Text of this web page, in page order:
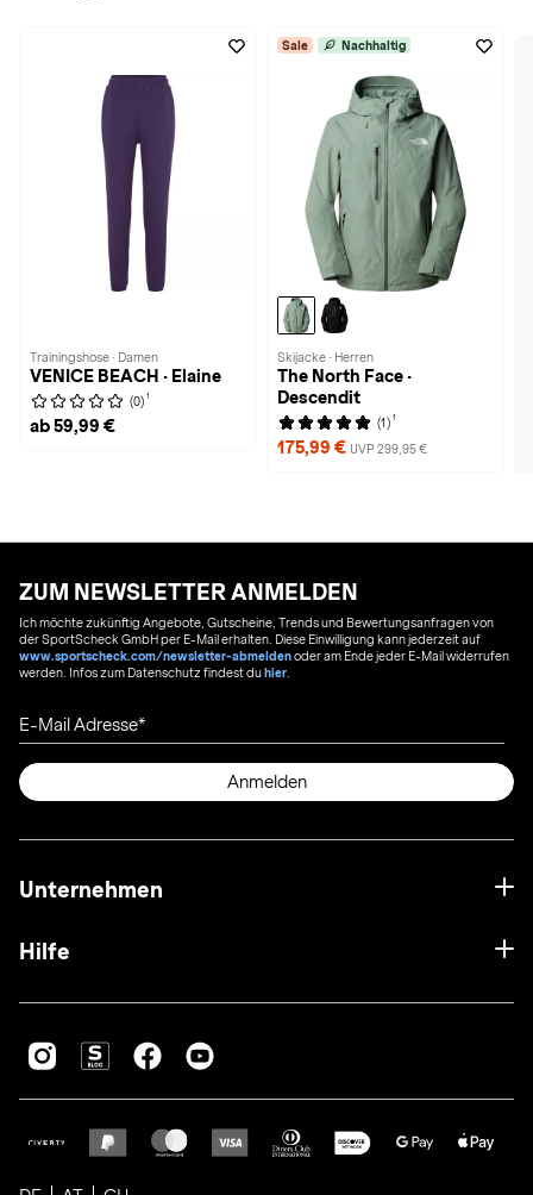
Trainingshose · Damen
VENICE BEACH · Elaine
(0) 1
ab 59,99 €
Sale Nachhaltig
Skijacke · Herren
The North Face ·
Descendit
(1) 1
175,99 € UVP 299,95 €
ZUM NEWSLETTER ANMELDEN
Ich möchte zukünftig Angebote, Gutscheine, Trends und Bewertungsanfragen von
der SportScheck GmbH per E-Mail erhalten. Diese Einwilligung kann jederzeit auf
www.sportscheck.com/newsletter-abmeldenoder am Ende jeder E-Mail widerrufen
werden. Infos zum Datenschutz findest duhier
E-Mail Adresse
Anmelden
Unternehmen
Hilfe